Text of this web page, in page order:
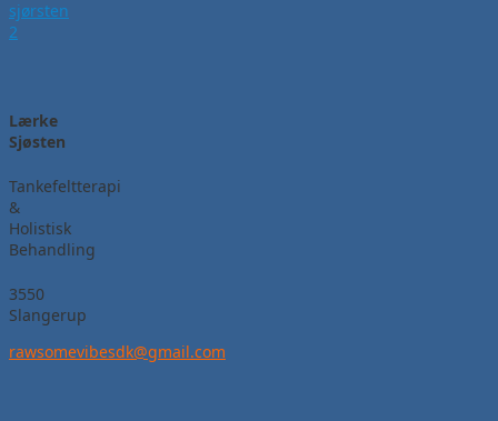
Lærke
Sjøsten
Tankefeltterapi
&
Holistisk
Behandling
3550
Slangerup
rawsomevibesdk@gmail.com